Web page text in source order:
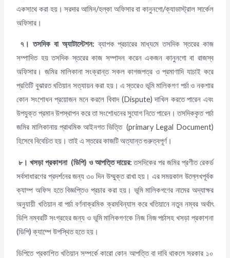
একসাথে করা হয়। সরদার আমিন/হল্কা অফিসার বা কানুনগো/ক্যাডাস্ট্রাল সার্কেল
অফিসার।
৭। তসদিক বা অ্যাটাস্টেশন: ব্যাপক প্রচারের মাধ্যমে তসদিক স্তরের কাজ
সম্পাদিত হয় তসদিক স্তরের কাজ সম্পাদন করেন একজন কানুনগো বা রাজস্ব
অফিসার। জমির মালিকানা সংক্রান্ত সকল কাগজপত্র ও প্রমাণাদি যাচাই করে
প্রতিটি বুঝারত খতিয়ান সত্যায়ন করা হয়। এ স্তরেও ভূমি মালিকগণ পর্চা ও নকশার
কোন সংশোধন প্রয়োজন মনে করলে বিবাদ (Dispute) দাখিল করতে পারেন এবং
উপযুক্ত প্রমান উপস্থাপন করে তা সংশোধনের সুযোগ নিতে পারেন। তসদিককৃত পর্চা
জমির মালিকানায় প্রাথমিক আইনগত ভিত্তি (primary Legal Document)
হিসেবে বিবেচিত হয়। তাই এ স্তরের কাজটি অত্যান্ত গুরুত্বপূর্ণ।
৮। খসড়া প্রকাশনা (ডিপি) ও আপত্তি দায়ের:তসদিকের পর জমির প্রণীত রেকর্ড
সর্বসাধারণের প্রদর্শনের জন্য ৩০ দিন উম্মুক্ত রাখা হয়। এর সময়কাল উল্লেখপূর্বক
ক্যাম্প অফিস হতে বিজ্ঞপ্তিও প্রচার করা হয়। ভূমি মালিকগণের নামের অদ্যাক্ষর
অনুযায়ী খতিয়ান বা পর্চা বর্ণনাক্রমিক ক্রমবিন্যাস করে খতিয়ানে নতুন নম্বর অর্থাৎ
ডিপি নম্বরটি সংগ্রহের জন্য ও ভূমি মালিকগণকে নিজ নিজ পর্চাসহ খসড়া প্রকাশনা
(ডিপি) ক্যাম্পে উপস্থিত হতে হয়।
ডিপিতে প্রকাশিত খতিয়ান সম্পর্কে কারো কোন আপত্তি বা দাবি থাকলে সরকার ১০